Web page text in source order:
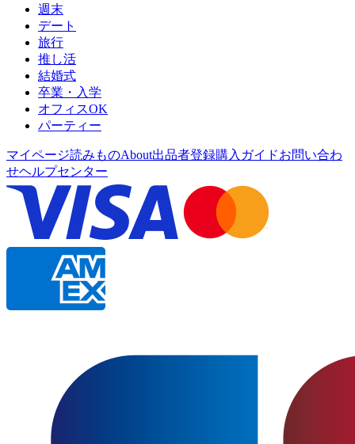
週末
デート
旅行
推し活
結婚式
卒業・入学
オフィスOK
パーティー
マイページ読みものAbout出品者登録購入ガイドお問い合わ
せヘルプセンター